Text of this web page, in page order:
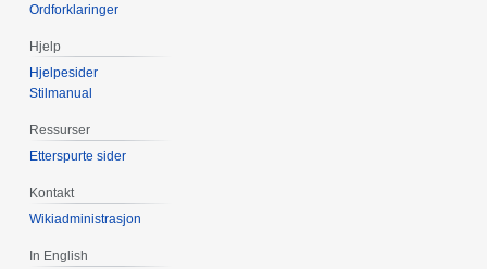
Ordforklaringer
Hjelp
Hjelpesider
Stilmanual
Ressurser
Etterspurte sider
Kontakt
Wikiadministrasjon
In English